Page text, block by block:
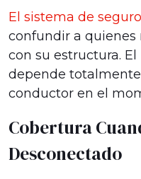
El sistema de
confundir a quienes
con su estructura.
depende
conductor en el
Cobertura
Desconectado